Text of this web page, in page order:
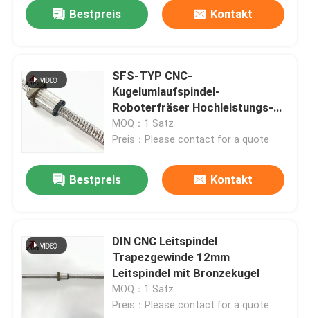
Bestpreis Kontakt
SFS-TYP CNC-
Kugelumlaufspindel-
Roboterfräser Hochleistungs-
Leitspindel 3000 mm
MOQ：1 Satz
Preis：Please contact for a quote
Bestpreis Kontakt
DIN CNC Leitspindel
Trapezgewinde 12mm
Leitspindel mit Bronzekugel
MOQ：1 Satz
Preis：Please contact for a quote